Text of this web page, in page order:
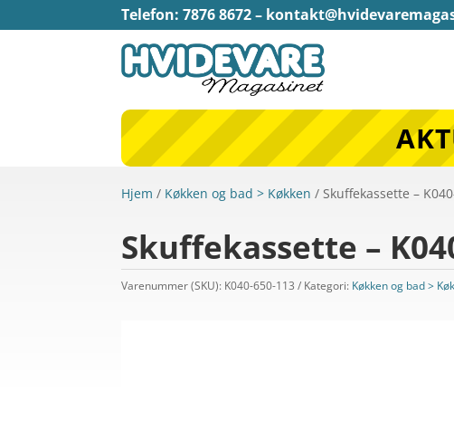
Telefon: 7876 8672 –
Hjem / Køkken og bad > Køkken / Skuffekassette –
Skuffekassette –
Varenummer (SKU): K040-650-113 Kategori: Køkken og bad >